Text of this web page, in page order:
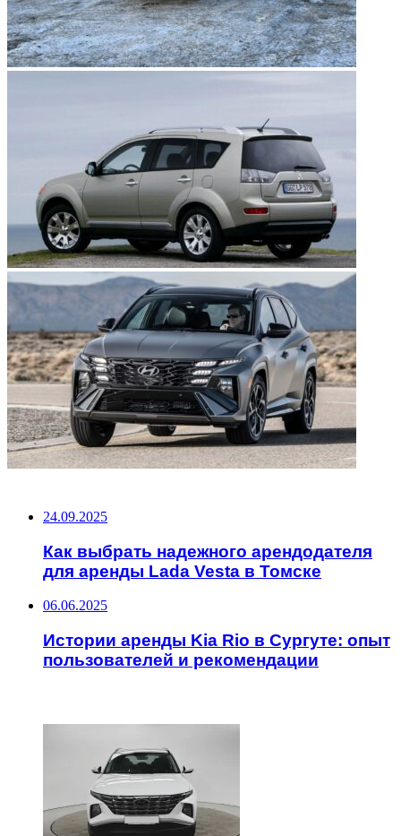
24.09.2025
Как выбрать надежного арендодателя
для аренды Lada Vesta в Томске
06.06.2025
Истории аренды Kia Rio в Сургуте: опыт
пользователей и рекомендации